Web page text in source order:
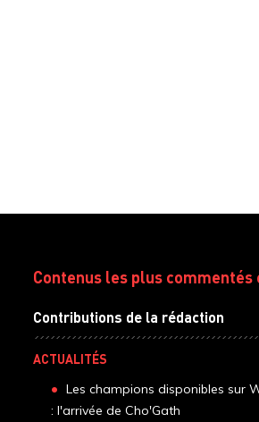
Contenus les plus commentés
Contributions de la rédaction
ACTUALITÉS
Les champions disponibles sur
: l'arrivée de Cho'Gath